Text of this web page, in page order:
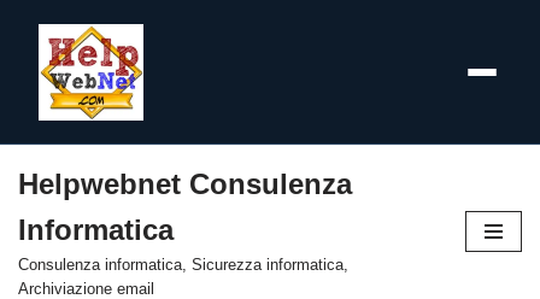
al
contenuto
Helpwebnet Consulenza
Informatica
Consulenza informatica, Sicurezza informatica,
Archiviazione email